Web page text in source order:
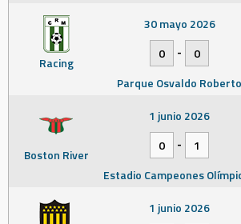
Racing
30 mayo 2026
0
-
0
Parque Osvaldo Roberto
Boston River
1 junio 2026
0
-
1
Estadio Campeones
1 junio 2026